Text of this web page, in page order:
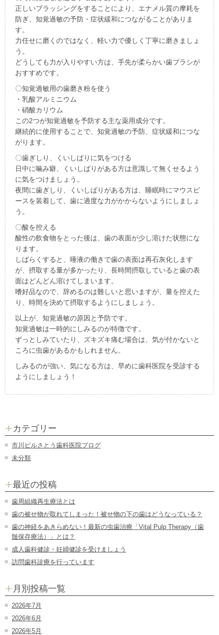
正しいブラッシングをすることにより、エナメル質の摩耗を
防ぎ、知覚過敏の予防・症状緩和につながることがありま
す。
力任せに磨くのではなく、軽い力で優しく丁寧に磨きましょ
う。
どうしても力が入りやすい方は、手先が柔らかい歯ブラシが
おすすめです。
〇知覚過敏用の歯磨き粉を使う
・乳酸アルミニウム
・硝酸カリウム
この2つが知覚過敏を予防する主な薬用成分です。
継続的に使用することで、知覚過敏の予防、症状緩和につな
がります。
〇歯ぎしり、くいしばりに気をつける
日中に噛み癖、くいしばりがある方は意識して無くせるよう
に気をつけましょう。
夜間に歯ぎしり、くいしばりがある方は、睡眠時にマウスピ
ースを装着して、歯に過度な力がかからないようにしましょ
う。
〇酸を控える
酸性の飲食物をとった後は、歯の表面が少し溶けた状態にな
ります。
しばらくすると、唾液の働きで歯の表面は再石灰化します
が、摂取する量が多かったり、長時間摂取していると歯の表
面はどんどん溶けてしまいます。
嗜好品なので、辞めるのは難しいと思いますが、量を控えた
り、時間を決めて摂取するようにしましょう。
以上が、知覚過敏の原因と予防です。
知覚過敏は一時的にしみるのが特徴です。
ずっとしみていたり、ズキズキ痛む場合は、気が付かないと
ころに虫歯があるかもしれません。
しみるのが強い、気になる方は、早めに歯科医院を受診する
ようにしましょう！
カテゴリー
市川ビルさとう歯科医院ブログ
未分類
最近の投稿
歯周組織再生療法とは
歯の被せ物が取れてしまった！被せ物の下の歯はどうなっている？
歯の神経をあきらめない！最新の虫歯治療「Vital Pulp Therapy（歯
髄保存療法）」とは？
成人歯科健診・妊婦健診を受けましょう
訪問歯科診療を行っています
月別投稿一覧
2026年7月
2026年6月
2026年5月